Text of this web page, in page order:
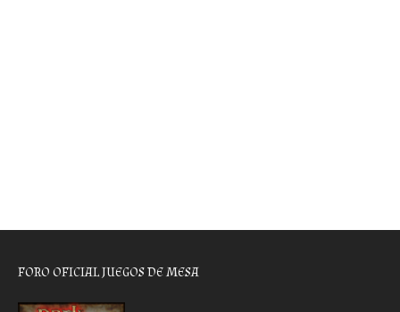
FORO OFICIAL JUEGOS DE MESA